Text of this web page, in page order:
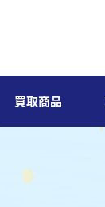
買取商品